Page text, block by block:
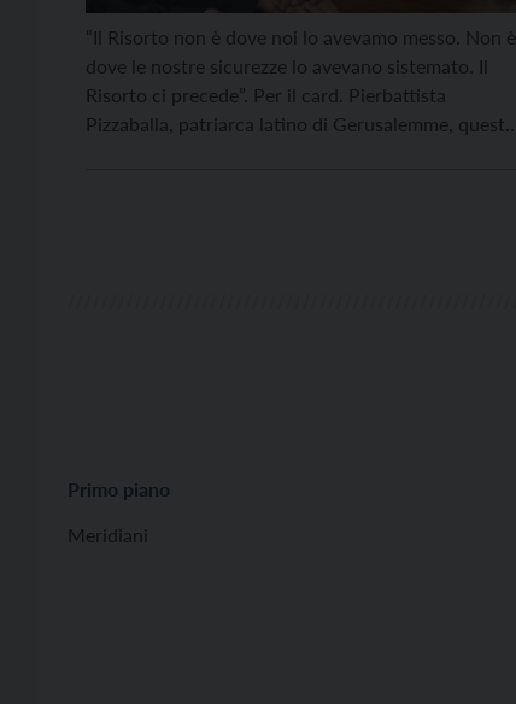
“Il Risorto non è dove noi lo avevamo messo. Non è
dove le nostre sicurezze lo avevano sistemato. Il
Risorto ci precede”. Per il card. Pierbattista
Pizzaballa, patriarca latino di Gerusalemme, questa
Primo piano
Meridiani